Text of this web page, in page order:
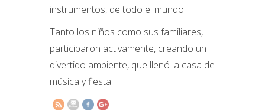
instrumentos, de todo el mundo.
Tanto los niños como sus familiares,
participaron activamente, creando un
divertido ambiente, que llenó la casa de
música y fiesta.
http://www.elsomnidelsnens.org/2023/08/
mundo-
2.html">